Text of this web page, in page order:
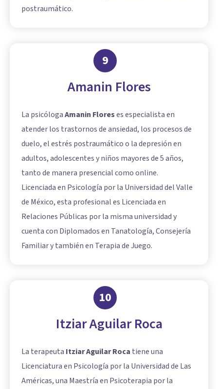
postraumático.
9
Amanin Flores
La psicólogaAmanin Floreses especialista en
atender los trastornos de ansiedad, los procesos de
duelo, el estrés postraumático o la depresión en
adultos, adolescentes y niños mayores de 5 años,
tanto de manera presencial como online.
Licenciada en Psicología por la Universidad del Valle
de México, esta profesional es Licenciada en
Relaciones Públicas por la misma universidad y
cuenta con Diplomados en Tanatología, Consejería
Familiar y también en Terapia de Juego.
10
Itziar Aguilar Roca
La terapeuta Itziar Aguilar Roca tiene una
Licenciatura en Psicología por la Universidad de Las
Américas, una Maestría en Psicoterapia por la